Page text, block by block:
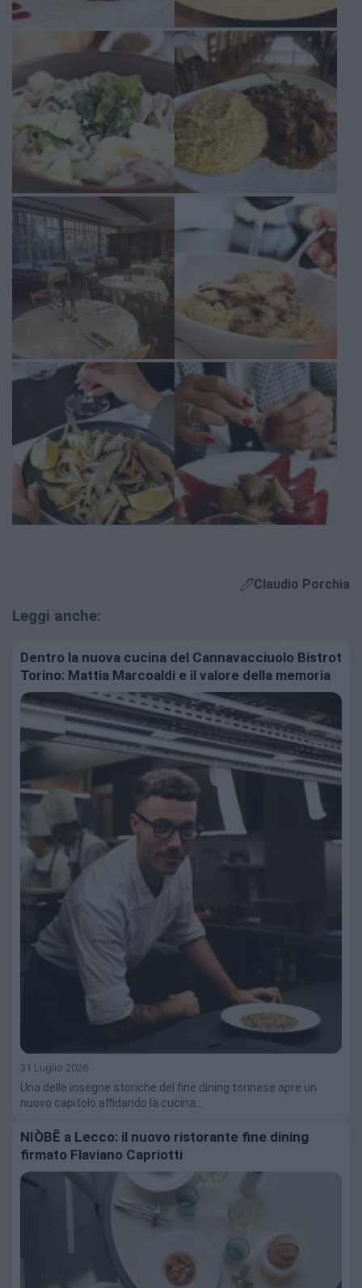
Claudio Porchia
Leggi anche:
Dentro la nuova cucina del Cannavacciuolo Bistrot
Torino: Mattia Marcoaldi e il valore della memoria
31 Luglio 2026
Una delle insegne storiche del fine dining torinese apre un
nuovo capitolo affidando la cucina…
NIÒBĒ a Lecco: il nuovo ristorante fine dining
firmato Flaviano Capriotti